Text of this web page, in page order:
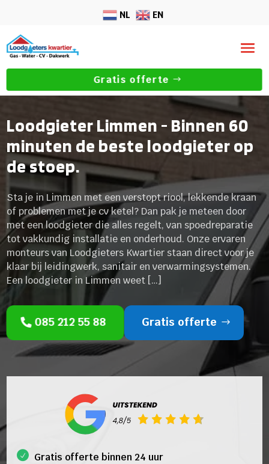
NL EN
Gratis offerte
Loodgieter Limmen - Binnen 60
minuten de beste loodgieter op
de stoep.
Sta je in Limmen met een verstopt riool, lekkende kraan
of problemen met je cv ketel? Dan pak je meteen door
met een loodgieter die alles regelt, van spoedreparatie
tot vakkundig installatie en onderhoud. Onze ervaren
monteurs van Loodgieters Kwartier staan direct voor je
klaar bij leidingwerk, sanitair en verwarmingsystemen.
Een loodgieter in Limmen weet […]
085 212 55 88 Gratis offerte
Gratis offerte binnen 24 uur